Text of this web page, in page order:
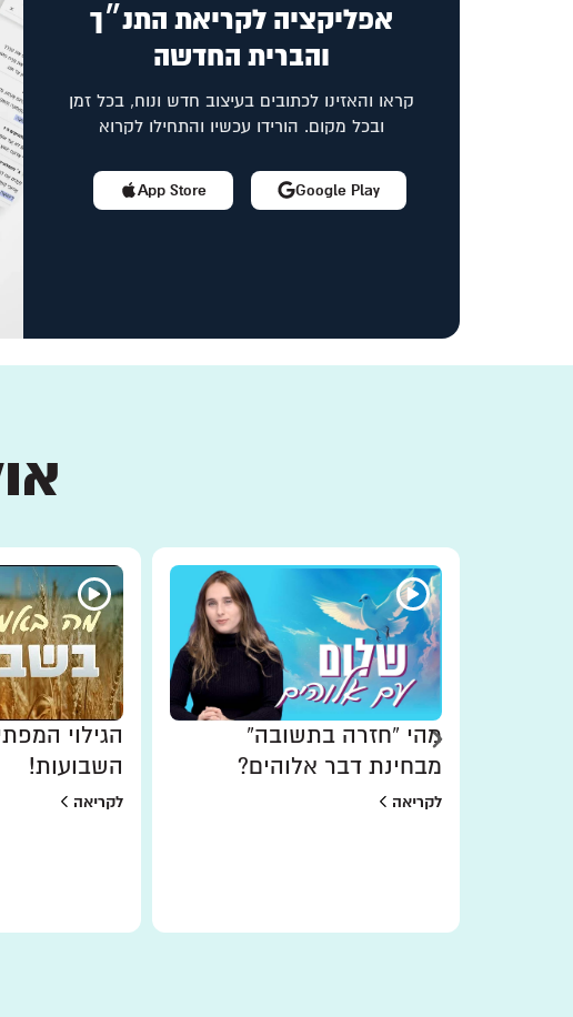
אפליקציה לקריאת התנ״ך
והברית החדשה
קראו והאזינו לכתובים בעיצוב חדש ונוח, בכל זמן
ובכל מקום. הורידו עכשיו והתחילו לקרוא
App Store Google Play
מהי “חזרה בתשובה”
מבחינת דבר אלוהים?
לקריאה
הגילוי
השבועות!
לקריאה